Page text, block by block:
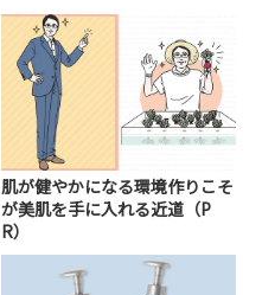
肌が健やかになる環境作りこそ
が美肌を手に入れる近道（P
R）